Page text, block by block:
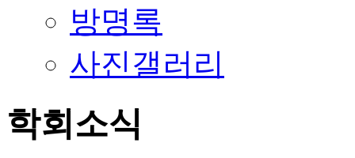
방명록
사진갤러리
학회소식